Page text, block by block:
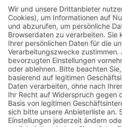
Jetzt beim BITO
anmelden:
Lager- &
Exklusive Rabatte
Neuheiten